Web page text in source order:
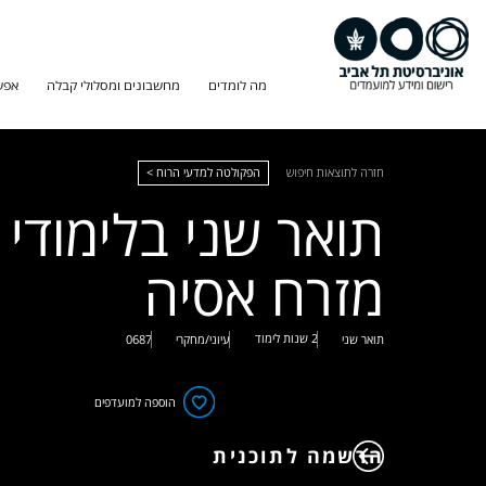
מה לומדים מחשבונים ומסלולי קבלה
חזרה לתוצאות חיפוש הפקולטה למדעי הרוח >
תואר שני בלימודי
מזרח אסיה
תואר שני 2 שנות לימוד עיוני/מחקרי 0687
הוספה למועדפים
הרשמה לתוכנית